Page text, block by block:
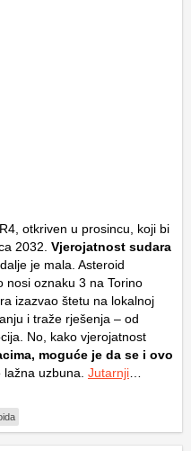
otkriven u prosincu, koji bi
2032. Vjerojatnost sudara
je mala. Asteroid
nosi oznaku 3 na Torino
izazvao štetu na lokalnoj
i traže rješenja – od
No, kako vjerojatnost
moguće je da se i ovo
lažna uzbuna. Jutarnji…